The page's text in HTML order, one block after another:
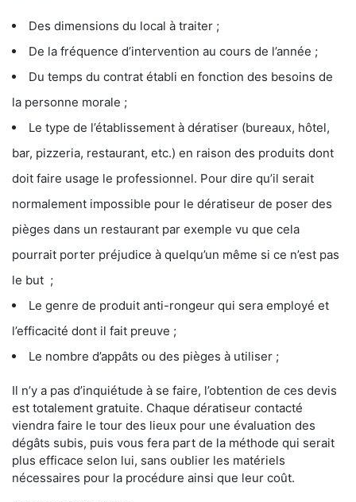
Des dimensions du local à traiter ;
De la fréquence d’intervention au cours de l’année ;
Du temps du contrat établi en fonction des besoins de
la personne morale ;
Le type de l’établissement à dératiser (bureaux, hôtel,
bar, pizzeria, restaurant, etc.) en raison des produits dont
doit faire usage le professionnel. Pour dire qu’il serait
normalement impossible pour le dératiseur de poser des
pièges dans un restaurant par exemple vu que cela
pourrait porter préjudice à quelqu’un même si ce n’est pas
le but ;
Le genre de produit anti-rongeur qui sera employé et
l’efficacité dont il fait preuve ;
Le nombre d’appâts ou des pièges à utiliser ;
Il n’y a pas d’inquiétude à se faire, l’obtention de ces devis
est totalement gratuite. Chaque dératiseur contacté
viendra faire le tour des lieux pour une évaluation des
dégâts subis, puis vous fera part de la méthode qui serait
plus efficace selon lui, sans oublier les matériels
nécessaires pour la procédure ainsi que leur coût.